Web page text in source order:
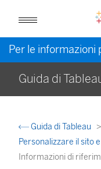
Per le informazioni
Guida di
Guida di Tableau
Personalizzare il sito
Informazioni di